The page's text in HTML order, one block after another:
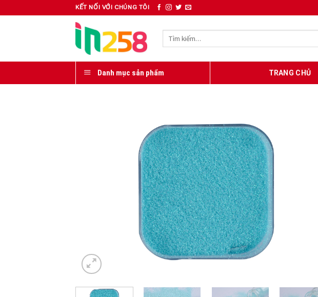
to
KẾT NỐI VỚI CHÚNG TÔI
Tìm
Danh mục sản phẩm TRANG CHỦ